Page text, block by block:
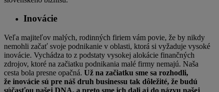
Inovácie
Veľa majiteľov malých, rodinných firiem vám povie, že by nikdy
nemohli začať svoje podnikanie v oblasti, ktorá si vyžaduje vysoké
inovácie. Vychádza to z podstaty vysokej alokácie finančných
zdrojov, ktoré na začiatku podnikania malé firmy nemajú. Naša
cesta bola presne opačná. Už na začiatku sme sa rozhodli,
že inovácie sú pre náš druh businessu tak dôležité, že budú
súčasťou našej DNA, a preto sme ich dali aj do názvu našej